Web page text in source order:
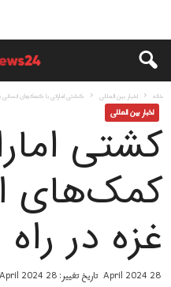
خانه اخبار بین المللی کشتی اماراتی با کمک‌های
اخبار بین المللی
کشتی
کمک‌های
غزه در
28 April 2024 تاریخ تغییر: 28 April 2024